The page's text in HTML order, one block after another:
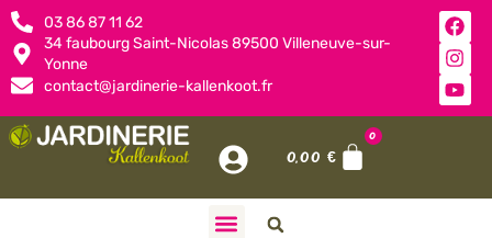
03 86 87 11 62
34 faubourg Saint-Nicolas 89500 Villeneuve-sur-
Yonne
contact@jardinerie-kallenkoot.fr
0,00€
0